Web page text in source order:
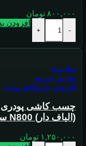
۸۰۰,۰۰۰ تومان
-
+
افزودن
مقايسه
نمایش سریع
افزودن به علاقه مندی
چسب کاشی پودری
(الیاف دار) N800 سفید
۱,۲۵۰,۰۰۰ تومان